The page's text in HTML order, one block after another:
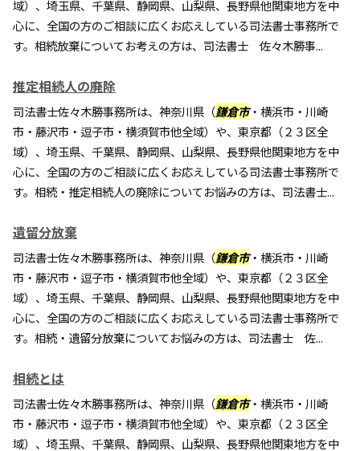
域）、埼玉県、千葉県、静岡県、山梨県、長野県他関東地方を中
心に、全国の方のご相談に広くお応えしている司法書士事務所で
す。相続放棄についてお考えの方は、司法書士 佐々木勝事...
推定相続人の廃除
司法書士佐々木勝事務所は、神奈川県（鎌倉市・横浜市・川崎
市・藤沢市・逗子市・横須賀市他全域）や、東京都（２３区全
域）、埼玉県、千葉県、静岡県、山梨県、長野県他関東地方を中
心に、全国の方のご相談に広くお応えしている司法書士事務所で
す。相続・推定相続人の廃除についてお悩みの方は、司法書士...
遺留分放棄
司法書士佐々木勝事務所は、神奈川県（鎌倉市・横浜市・川崎
市・藤沢市・逗子市・横須賀市他全域）や、東京都（２３区全
域）、埼玉県、千葉県、静岡県、山梨県、長野県他関東地方を中
心に、全国の方のご相談に広くお応えしている司法書士事務所で
す。相続・遺留分放棄についてお悩みの方は、司法書士 佐...
相続とは
司法書士佐々木勝事務所は、神奈川県（鎌倉市・横浜市・川崎
市・藤沢市・逗子市・横須賀市他全域）や、東京都（２３区全
域）、埼玉県、千葉県、静岡県、山梨県、長野県他関東地方を中